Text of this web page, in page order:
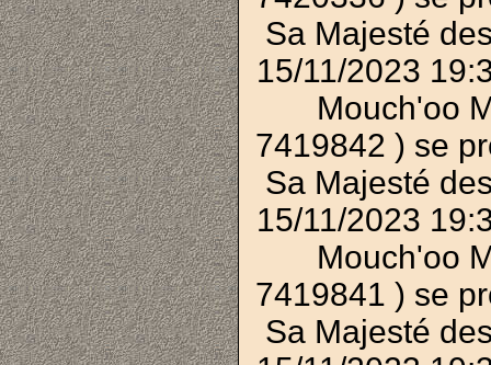
Sa Majesté
15/11/2023
Mouch'oo
7419842 ) se
Sa Majesté
15/11/2023
Mouch'oo
7419841 ) se
Sa Majesté